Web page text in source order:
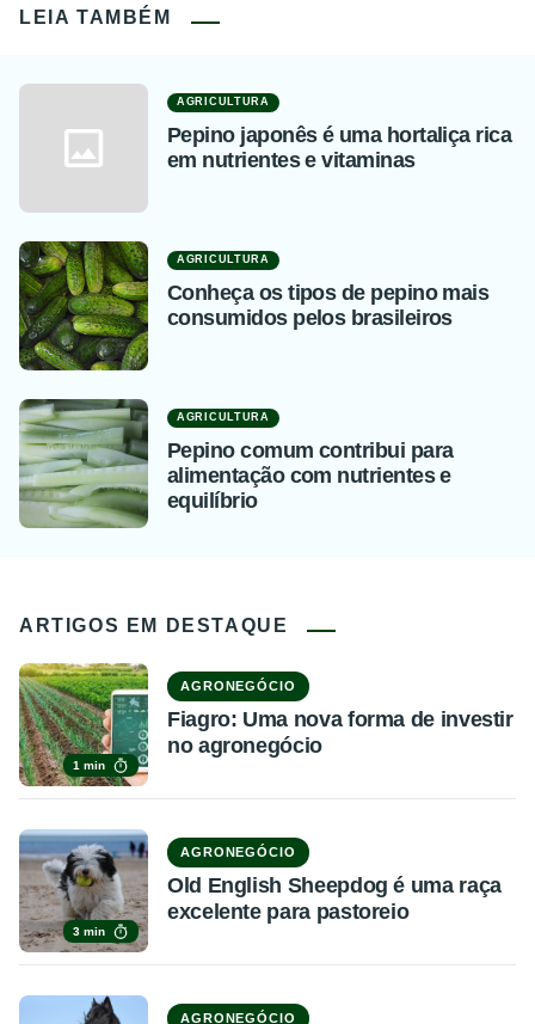
LEIA TAMBÉM
AGRICULTURA
Pepino japonês é uma hortaliça rica
em nutrientes e vitaminas
AGRICULTURA
Conheça os tipos de pepino mais
consumidos pelos brasileiros
AGRICULTURA
Pepino comum contribui para
alimentação com nutrientes e
equilíbrio
ARTIGOS EM DESTAQUE
1 min
AGRONEGÓCIO
Fiagro: Uma nova forma de investir
no agronegócio
3 min
AGRONEGÓCIO
Old English Sheepdog é uma raça
excelente para pastoreio
AGRONEGÓCIO